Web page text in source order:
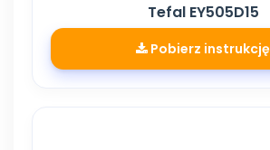
Tefal EY505D15
Pobierz instrukcję